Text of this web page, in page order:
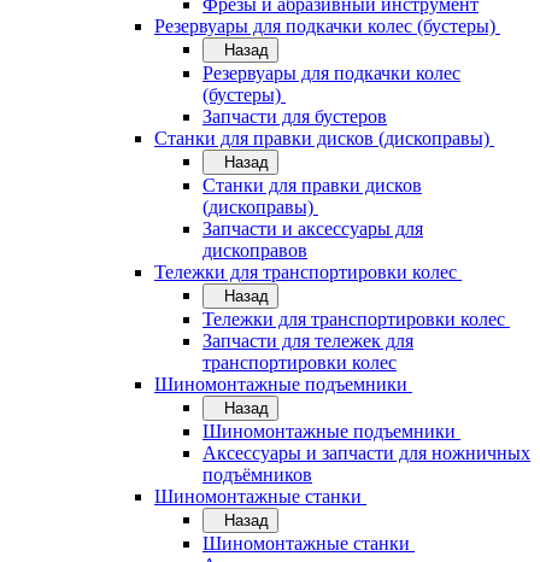
Фрезы и абразивный инструмент
Резервуары для подкачки колес (бустеры)
Назад
Резервуары для подкачки колес
(бустеры)
Запчасти для бустеров
Станки для правки дисков (дископравы)
Назад
Станки для правки дисков
(дископравы)
Запчасти и аксессуары для
дископравов
Тележки для транспортировки колес
Назад
Тележки для транспортировки колес
Запчасти для тележек для
транспортировки колес
Шиномонтажные подъемники
Назад
Шиномонтажные подъемники
Аксессуары и запчасти для ножничных
подъёмников
Шиномонтажные станки
Назад
Шиномонтажные станки